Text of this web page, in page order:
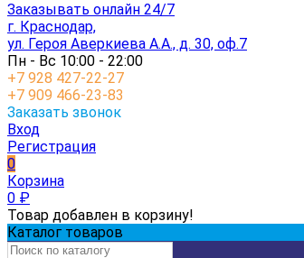
Заказывать онлайн 24/7
г. Краснодар,
ул. Героя Аверкиева А.А., д. 30, оф.7
Пн - Вс 10:00 - 22:00
+7 928 427-22-27
+7 909 466-23-83
Заказать звонок
Вход
Регистрация
0
Корзина
0 ₽
Товар добавлен в корзину!
Каталог товаров